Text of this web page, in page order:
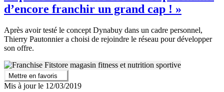
d’encore franchir un grand cap ! »
Après avoir testé le concept Dynabuy dans un cadre personnel,
Thierry Pautonnier a choisi de rejoindre le réseau pour développer
son offre.
Mettre en favoris
Mis à jour le 12/03/2019